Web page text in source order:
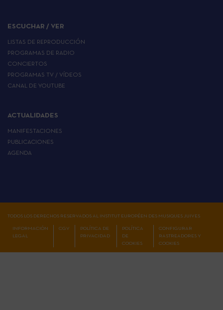
ESCUCHAR / VER
LISTAS DE REPRODUCCIÓN
PROGRAMAS DE RADIO
CONCIERTOS
PROGRAMAS TV / VÍDEOS
CANAL DE YOUTUBE
ACTUALIDADES
MANIFESTACIONES
PUBLICACIONES
AGENDA
TODOS LOS DERECHOS RESERVADOS AL INSTITUT EUROPÉEN DES MUSIQUES JUIVES
INFORMACIÓN
LEGAL
CGV
POLÍTICA DE
PRIVACIDAD
POLÍTICA
DE
COOKIES
CONFIGURAR
RASTREADORES Y
COOKIES